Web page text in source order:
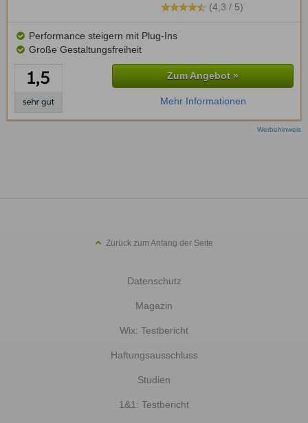
(4,3 / 5)
Performance steigern mit Plug-Ins
Große Gestaltungsfreiheit
Zum Angebot »
Mehr Informationen
Werbehinweis
Zurück zum Anfang der Seite
Datenschutz
Magazin
Wix: Testbericht
Haftungsausschluss
Studien
1&1: Testbericht